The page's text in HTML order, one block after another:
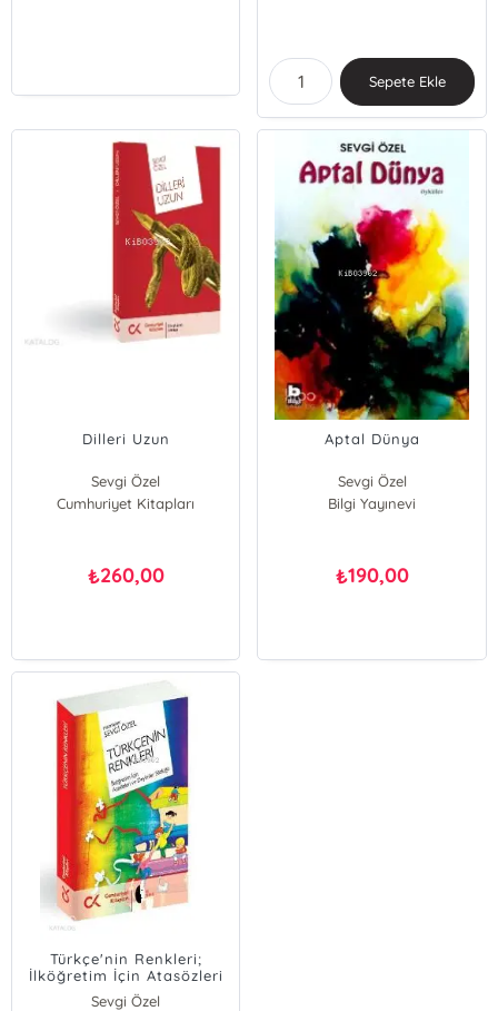
Sepete Ekle
Dilleri Uzun
Sevgi Özel
Cumhuriyet Kitapları
₺260,00
Aptal Dünya
Sevgi Özel
Bilgi Yayınevi
₺190,00
Türkçe'nin Renkleri;
İlköğretim İçin Atasözleri
ve Deyimler Sözlüğü
Sevgi Özel